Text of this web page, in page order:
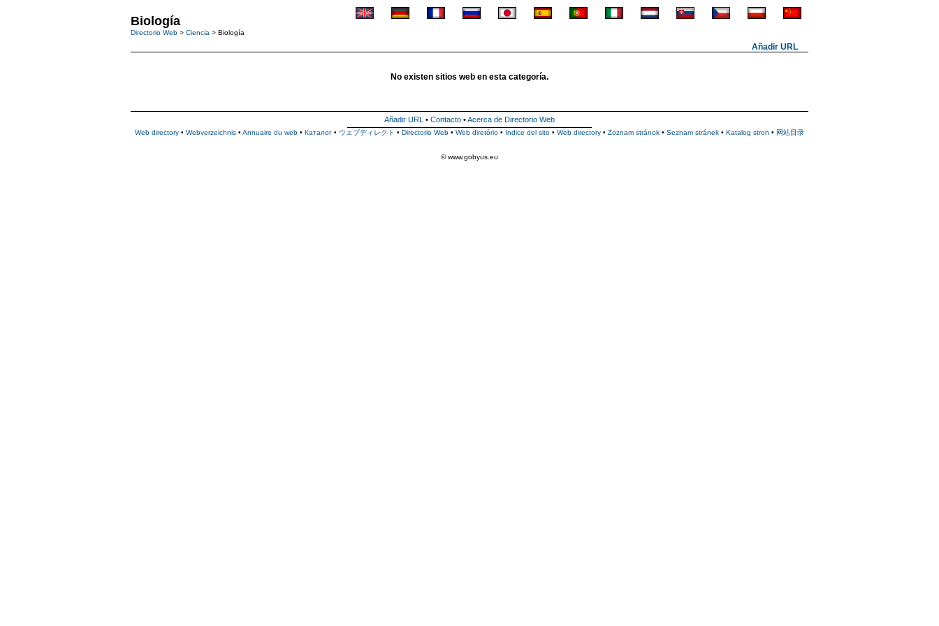
Biología
Directorio Web > Ciencia > Biología
Añadir URL
No existen sitios web en esta categoría.
Añadir URL • Contacto •Acerca de Directorio Web
Web directory • Webverzeichnis • Annuaire du web • Каталог • ウェブディレクト • Directorio Web • Web diretório • Indice del sito • Web directory • Zoznam stránok • Seznam stránek • Katalog stron • 网站目录
© www.gobyus.eu